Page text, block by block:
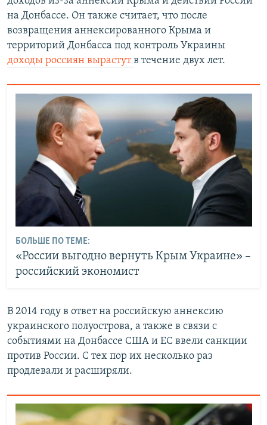
на Донбассе. Он также считает, что после
возвращения аннексированного Крыма и
территорий Донбасса под контроль Украины
доходы россиян вырастутв течение двух лет.
БОЛЬШЕ ПО ТЕМЕ:
«России выгодно вернуть Крым Украине» –
российский экономист
В 2014 году в ответ на российскую аннексию
украинского полуострова, а также в связи с
событиями на Донбассе США и ЕС ввели санкции
против России. С тех пор их несколько раз
продлевали и расширяли.